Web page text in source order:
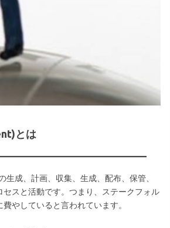
とは
成、計画、収集、生成、配布、保管、
スと活動です。つまり、ステークフォル
やしていると言われています。